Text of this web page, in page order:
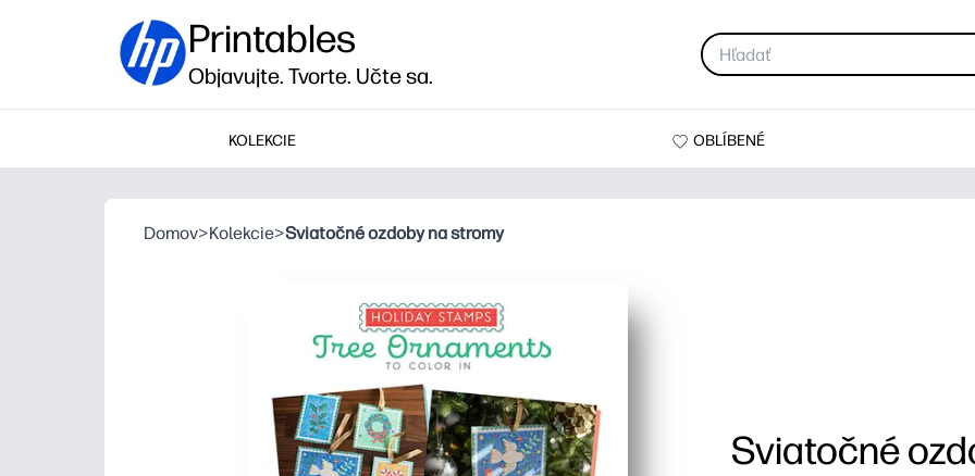
Printables
Objavujte. Tvorte. Učte sa.
KOLEKCIE OBLÍBENÉ
Domov>Kolekcie>Sviatočné ozdoby na stromy
Sviatočné